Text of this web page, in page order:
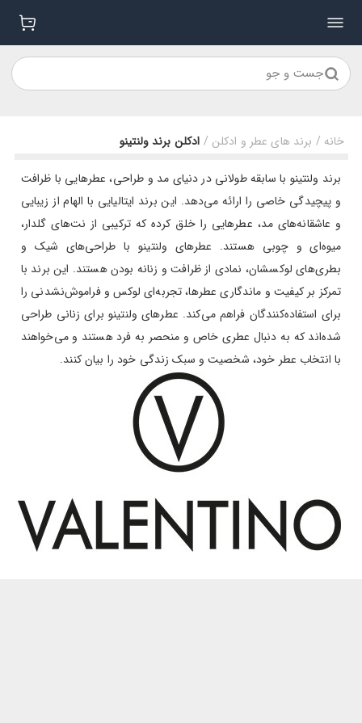
جست و جو
خانه / برند های عطر و ادکلن / ادکلن برند ولنتینو
برند ولنتینو با سابقه طولانی در دنیای مد و طراحی، عطرهایی با ظرافت
و پیچیدگی خاصی را ارائه می‌دهد. این برند ایتالیایی با الهام از زیبایی
و عاشقانه‌های مد، عطرهایی را خلق کرده که ترکیبی از نت‌های گلدار،
میوه‌ای و چوبی هستند. عطرهای ولنتینو با طراحی‌های شیک و
بطری‌های لوکسشان، نمادی از ظرافت و زنانه بودن هستند. این برند با
تمرکز بر کیفیت و ماندگاری عطرها، تجربه‌ای لوکس و فراموش‌نشدنی را
برای استفاده‌کنندگان فراهم می‌کند. عطرهای ولنتینو برای زنانی طراحی
شده‌اند که به دنبال عطری خاص و منحصر به فرد هستند و می‌خواهند
با انتخاب عطر خود، شخصیت و سبک زندگی خود را بیان کنند.